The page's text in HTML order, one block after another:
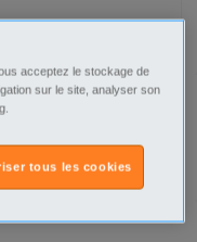
acceptez le stockage de
sur le site, analyser son
tous les cookies